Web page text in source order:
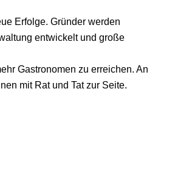
Erfolge. Gründer werden
entwickelt und große
Gastronomen zu erreichen. An
mit Rat und Tat zur Seite.